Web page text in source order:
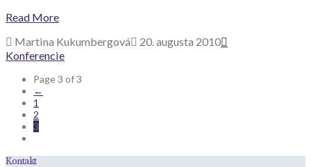
Read More
Martina Kukumbergová
20. augusta 2010
Konferencie
Page 3 of 3
←
1
2
3
Kontakt